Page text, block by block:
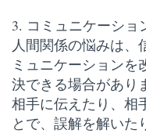
3. コミュニケーショ
人間関係の悩みは、
ミュニケーション
決できる場合があり
相手に伝えたり、相
とで、誤解を解いた